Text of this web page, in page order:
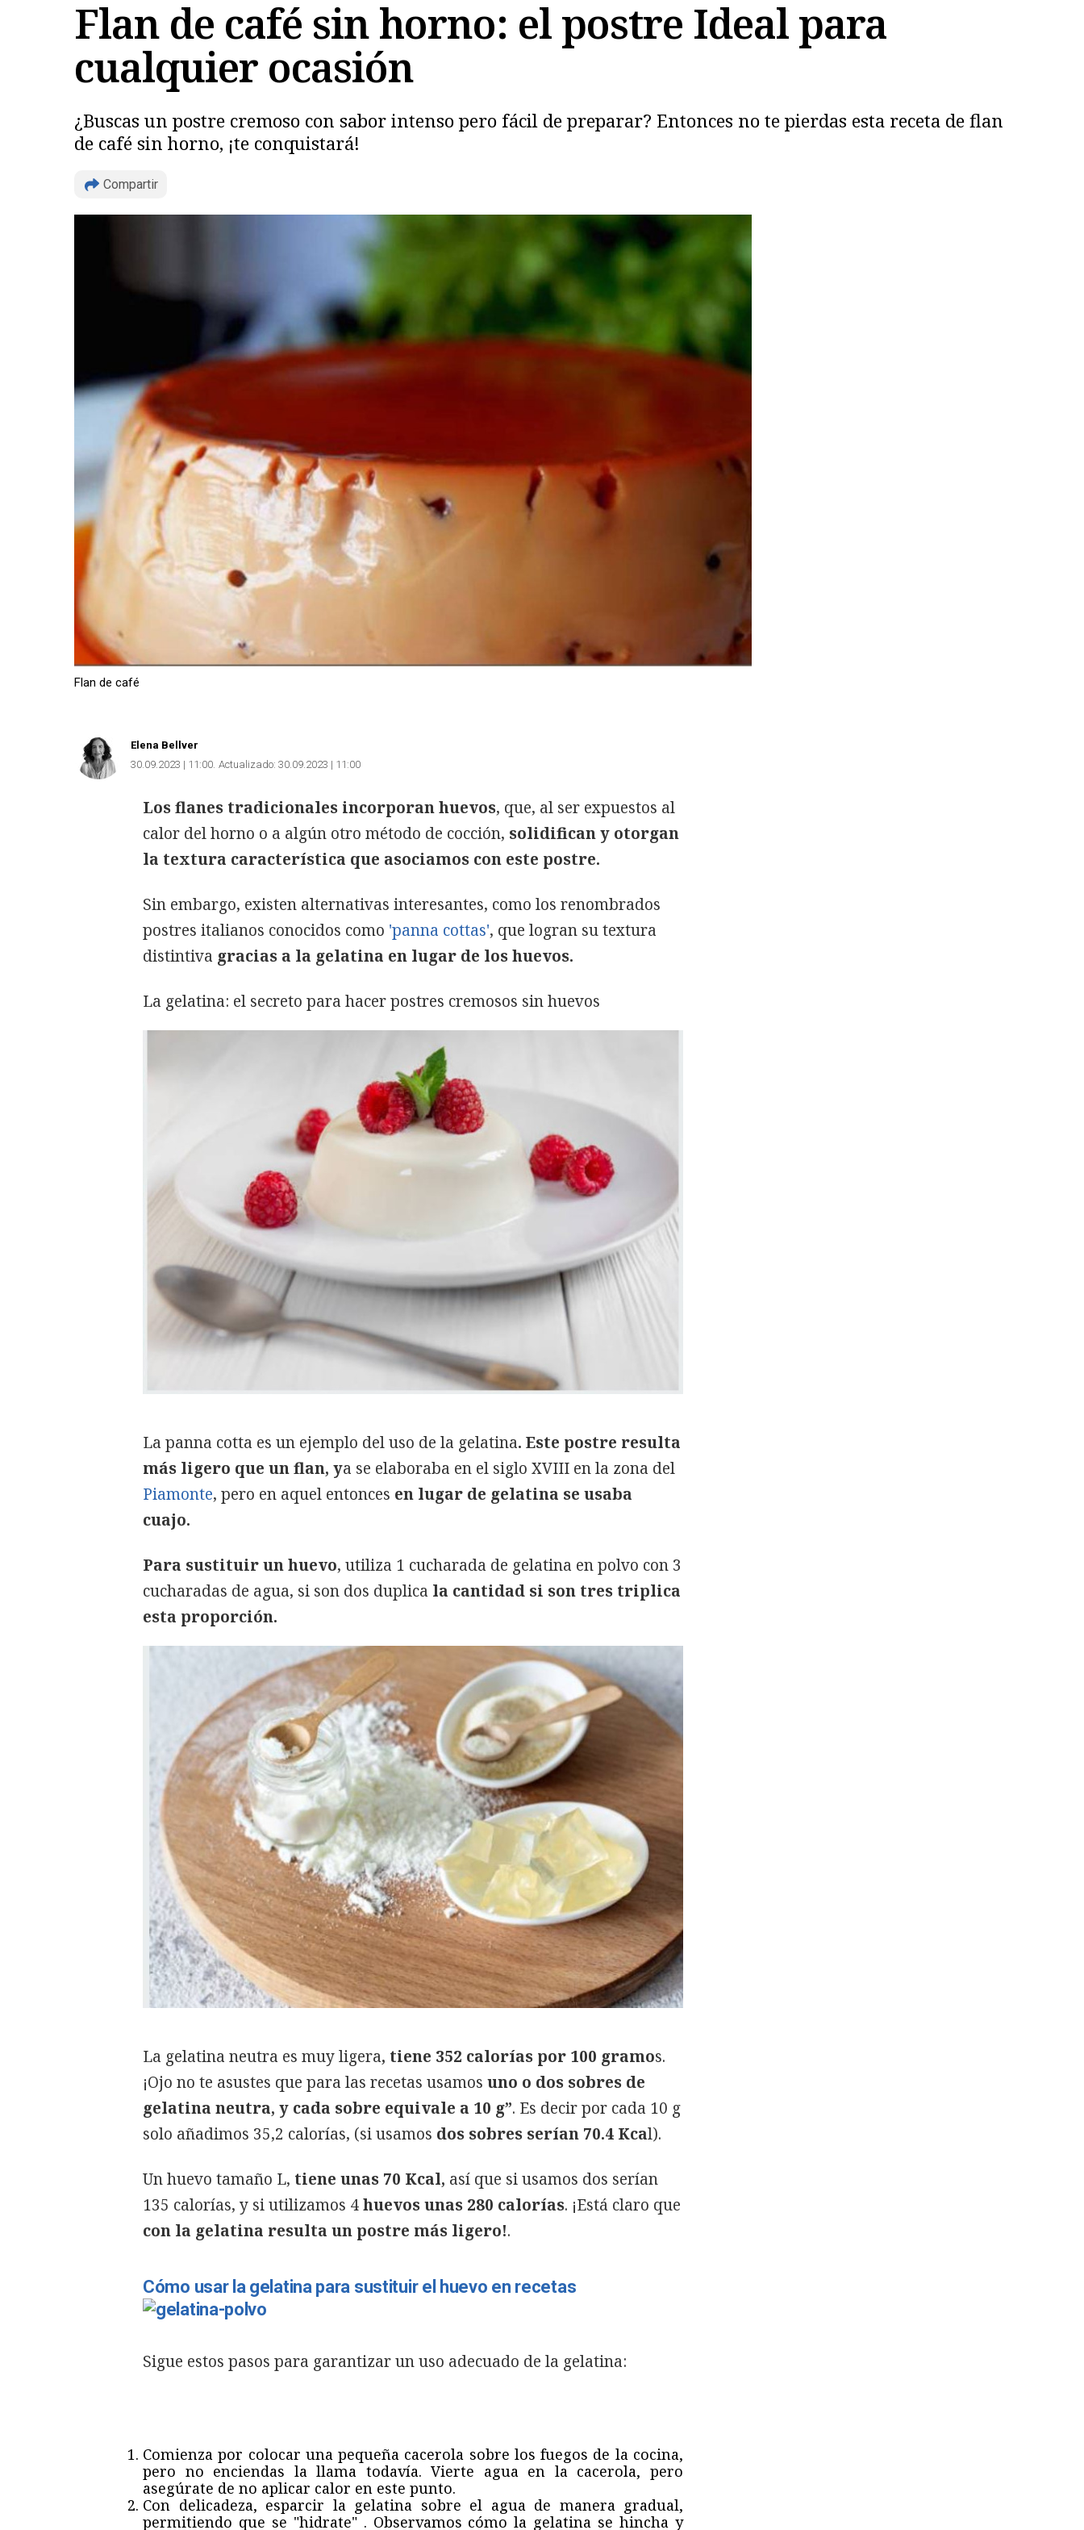
Flan de café sin horno: el postre Ideal para
cualquier ocasión
¿Buscas un postre cremoso con sabor intenso pero fácil de preparar? Entonces no te pierdas esta receta de flan
de café sin horno, ¡te conquistará!
Compartir
Copiar
Flan de café
Elena Bellver
30.09.2023 | 11:00 Actualizado: 30.09.2023 | 11:00
Los flanes tradicionales incorporan huevos, que, al ser expuestos al
calor del horno o a algún otro método de cocción, solidifican y otorgan
la textura característica que asociamos con este postre.
Sin embargo, existen alternativas interesantes, como los renombrados
postres italianos conocidos como 'panna cottas', que logran su textura
distintiva gracias a la gelatina en lugar de los huevos.
La gelatina: el secreto para hacer postres cremosos sin huevos
La panna cotta es un ejemplo del uso de la gelatina. Este postre resulta
más ligero que un flan, ya se elaboraba en el siglo XVIII en la zona del
Piamonte, pero en aquel entonces en lugar de gelatina se usaba
cuajo.
Para sustituir un huevo, utiliza 1 cucharada de gelatina en polvo con 3
cucharadas de agua, si son dos duplica la cantidad si son tres triplica
esta proporción.
La gelatina neutra es muy ligera, tiene 352 calorías por 100 gramos.
¡Ojo no te asustes que para las recetas usamos uno o dos sobres de
gelatina neutra, y cada sobre equivale a 10 g”. Es decir por cada 10 g
solo añadimos 35,2 calorías, (si usamos dos sobres serían 70.4 Kcal).
Un huevo tamaño L, tiene unas 70 Kcal, así que si usamos dos serían
135 calorías, y si utilizamos 4huevos unas 280 calorías. ¡Está claro que
con la gelatina resulta un postre más ligero!.
Cómo usar la gelatina para sustituir el huevo en recetas
Sigue estos pasos para garantizar un uso adecuado de la gelatina:
Comienza por colocar una pequeña cacerola sobre los fuegos de la cocina,
pero no enciendas la llama todavía. Vierte agua en la cacerola, pero
asegúrate de no aplicar calor en este punto.
Con delicadeza, esparcir la gelatina sobre el agua de manera gradual,
permitiendo que se "hidrate" . Observamos cómo la gelatina se hincha y